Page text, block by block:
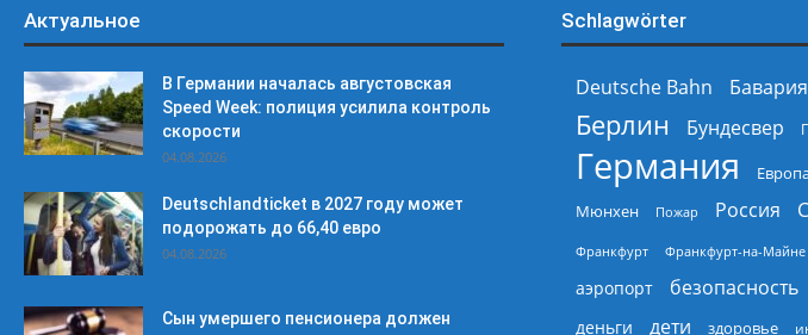
Актуальное
В Германии началась августовская
Speed Week: полиция усилила контроль
скорости
04.08.2026
Deutschlandticket в 2027 году может
подорожать до 66,40 евро
04.08.2026
Сын умершего пенсионера должен
Schlagwörter
Deutsche Bahn Бавария
Берлин
Бундесвер
Германия
Мюнхен Пожар Россия
Франкфурт Франкфурт-на-Майне
аэропорт безопасность
деньги дети здоровье